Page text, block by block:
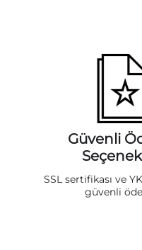
Güvenli
SSL sertifikası ve
güvenli